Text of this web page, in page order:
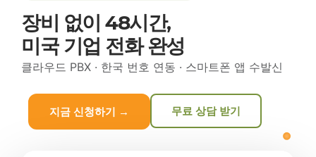
장비 없이 48시간,
미국 기업 전화 완성
클라우드 PBX · 한국 번호 연동 · 스마트폰 앱 수발신
지금 신청하기 → 무료 상담 받기